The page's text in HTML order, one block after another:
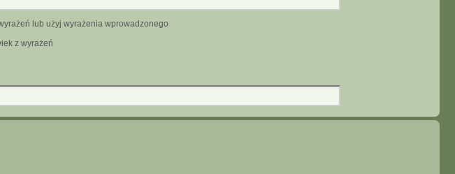
lub użyj wyrażenia wprowadzonego
z wyrażeń